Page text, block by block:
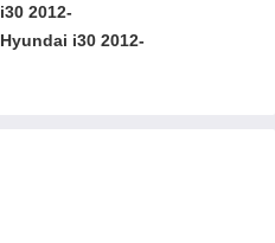
i30 2012-
Hyundai i30 2012-